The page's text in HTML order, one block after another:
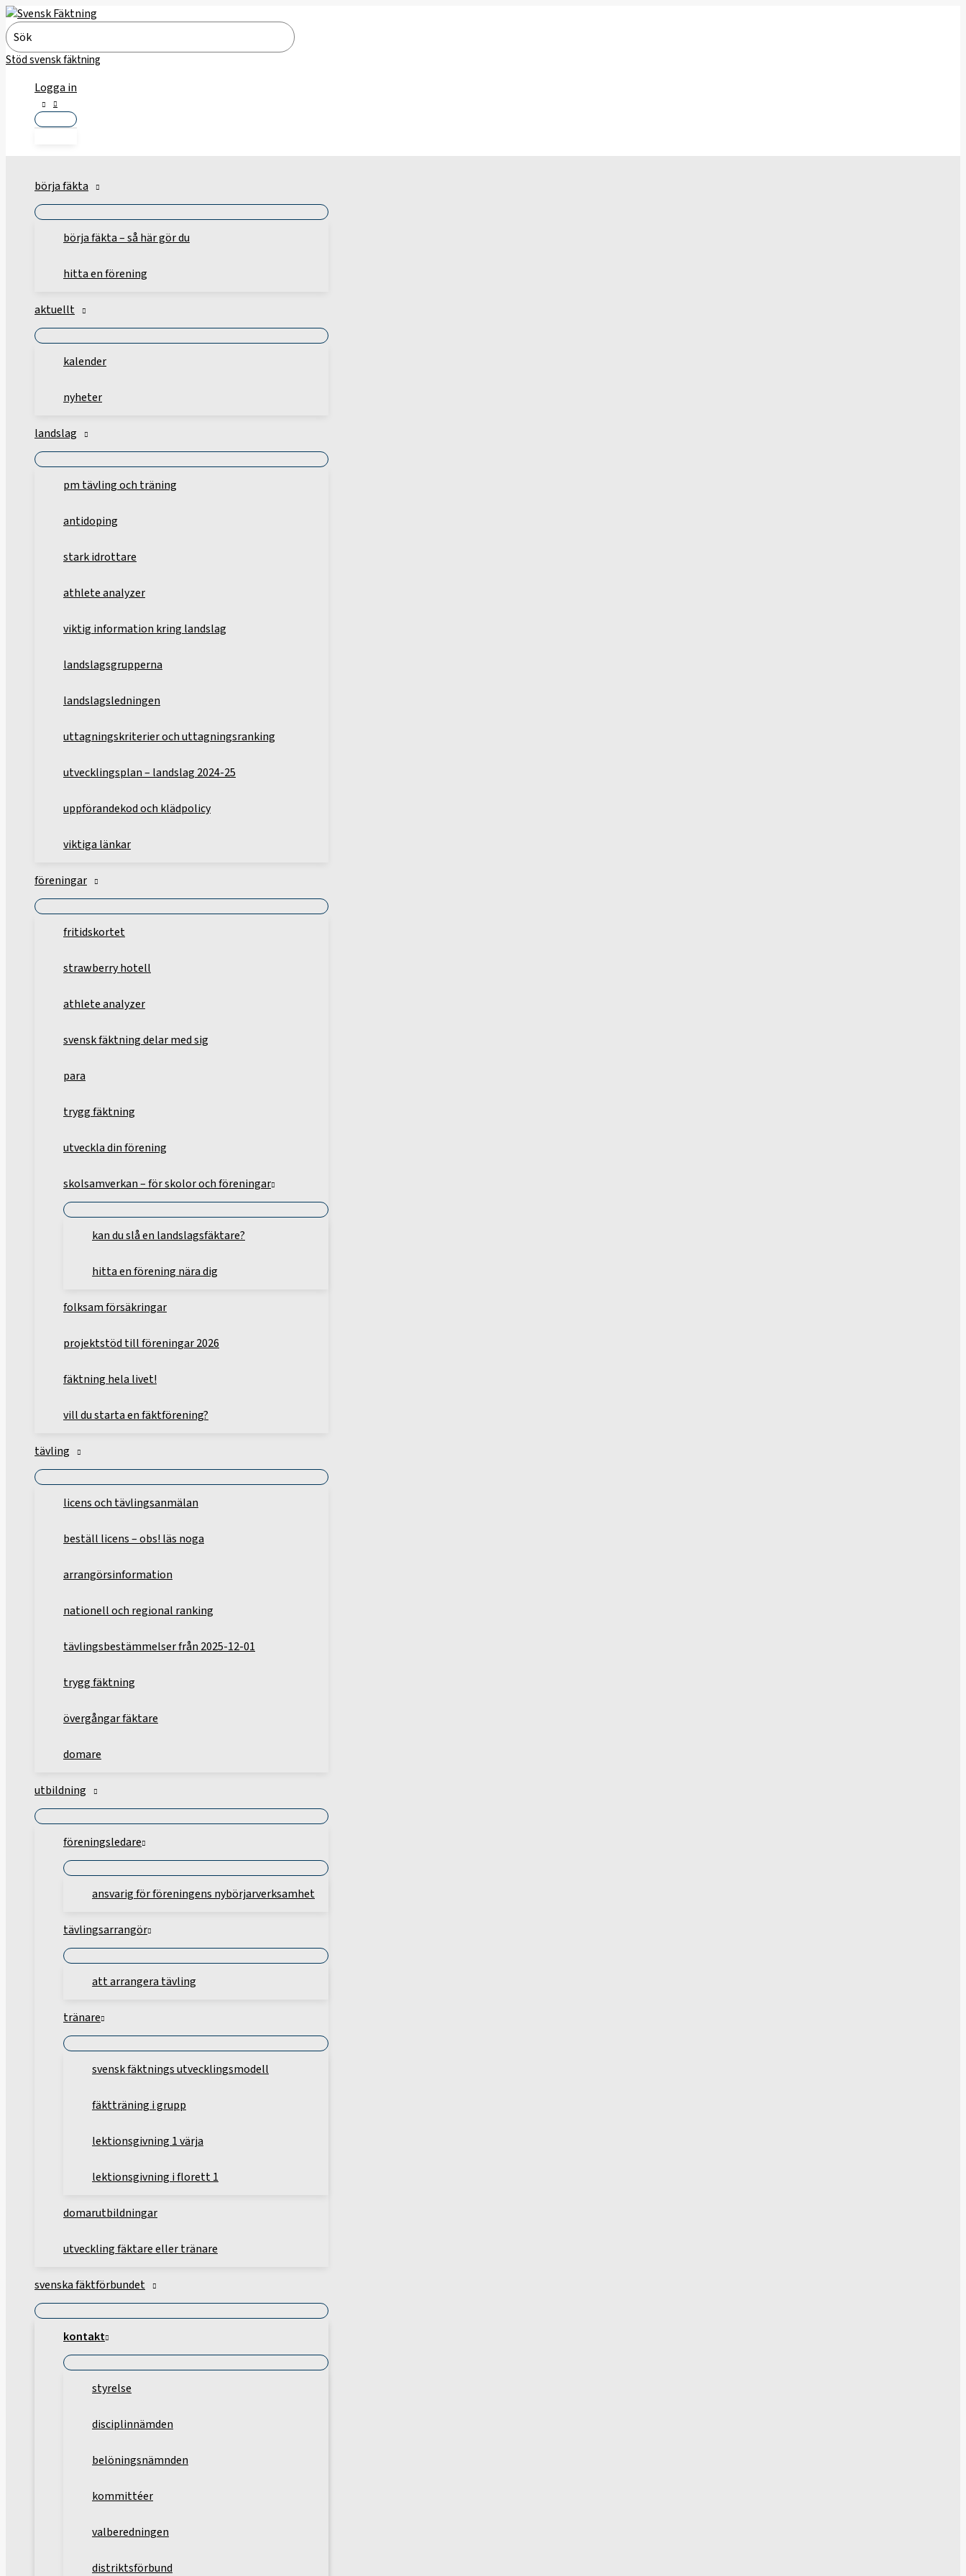
Hoppa
till
innehåll
Search
for:
Stöd svensk fäktning
Logga in
börja fäkta
börja fäkta – så här gör du
hitta en förening
aktuellt
kalender
nyheter
landslag
pm tävling och träning
antidoping
stark idrottare
athlete analyzer
viktig information kring landslag
landslagsgrupperna
landslagsledningen
uttagningskriterier och uttagningsranking
utvecklingsplan – landslag 2024-25
uppförandekod och klädpolicy
viktiga länkar
föreningar
fritidskortet
strawberry hotell
athlete analyzer
svensk fäktning delar med sig
para
trygg fäktning
utveckla din förening
skolsamverkan – för skolor och föreningar
kan du slå en landslagsfäktare?
hitta en förening nära dig
folksam försäkringar
projektstöd till föreningar 2026
fäktning hela livet!
vill du starta en fäktförening?
tävling
licens och tävlingsanmälan
beställ licens – obs! läs noga
arrangörsinformation
nationell och regional ranking
tävlingsbestämmelser från 2025-12-01
trygg fäktning
övergångar fäktare
domare
utbildning
föreningsledare
ansvarig för föreningens nybörjarverksamhet
tävlingsarrangör
att arrangera tävling
tränare
svensk fäktnings utvecklingsmodell
fäktträning i grupp
lektionsgivning 1 värja
lektionsgivning i florett 1
domarutbildningar
utveckling fäktare eller tränare
svenska fäktförbundet
kontakt
styrelse
disciplinnämden
belöningsnämnden
kommittéer
valberedningen
distriktsförbund